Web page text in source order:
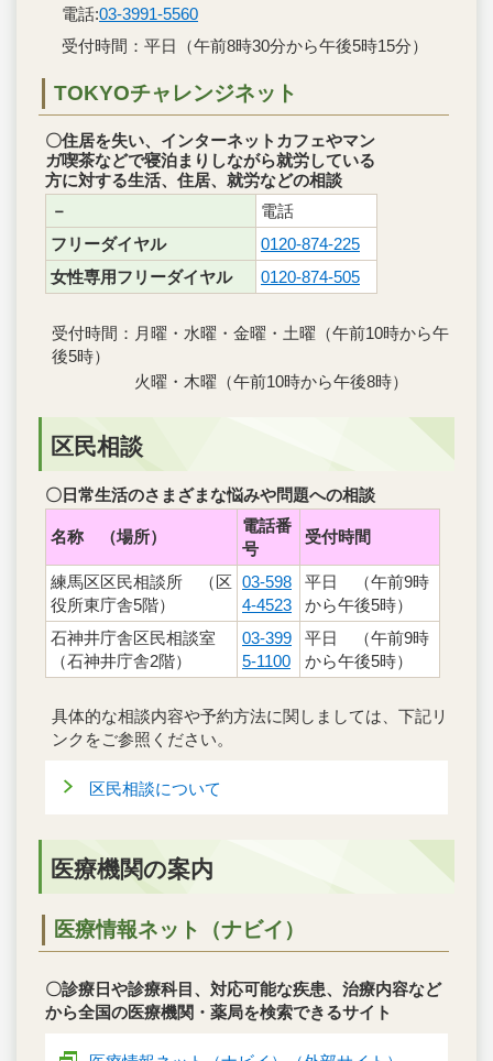
電話:03-3991-5560
受付時間：平日（午前8時30分から午後5時15分）
TOKYOチャレンジネット
〇住居を失い、インターネットカフェやマン
ガ喫茶などで寝泊まりしながら就労している
方に対する生活、住居、就労などの相談
－
電話
フリーダイヤル
0120-874-225
女性専用フリーダイヤル
0120-874-505
受付時間：月曜・水曜・金曜・土曜（午前10時から午
後5時）
火曜・木曜（午前10時から午後8時）
区民相談
〇日常生活のさまざまな悩みや問題への相談
名称 （場所）
電話番
号
受付時間
練馬区区民相談所 （区
役所東庁舎5階）
03-598
4-4523
平日 （午前9時
から午後5時）
石神井庁舎区民相談室
（石神井庁舎2階）
03-399
5-1100
平日 （午前9時
から午後5時）
具体的な相談内容や予約方法に関しましては、下記リ
ンクをご参照ください。
区民相談について
医療機関の案内
医療情報ネット（ナビイ）
〇診療日や診療科目、対応可能な疾患、治療内容など
から全国の医療機関・薬局を検索できるサイト